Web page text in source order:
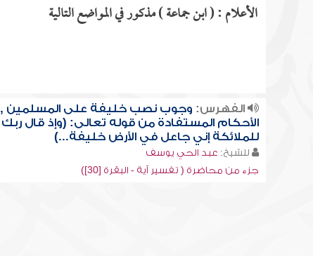
الأعلام : ( ابن جماعة ) مذكور في المواضع التالية
الفهرس: وجوب نصب خليفة على المسلمين ,
الأحكام المستفادة من قوله تعالى: (وإذ قال ربك
للملائكة إني جاعل في الأرض خليفة...)
للشيخ: عبد الحي يوسف
جزء من محاضرة ( تفسير آية - البقرة [30])